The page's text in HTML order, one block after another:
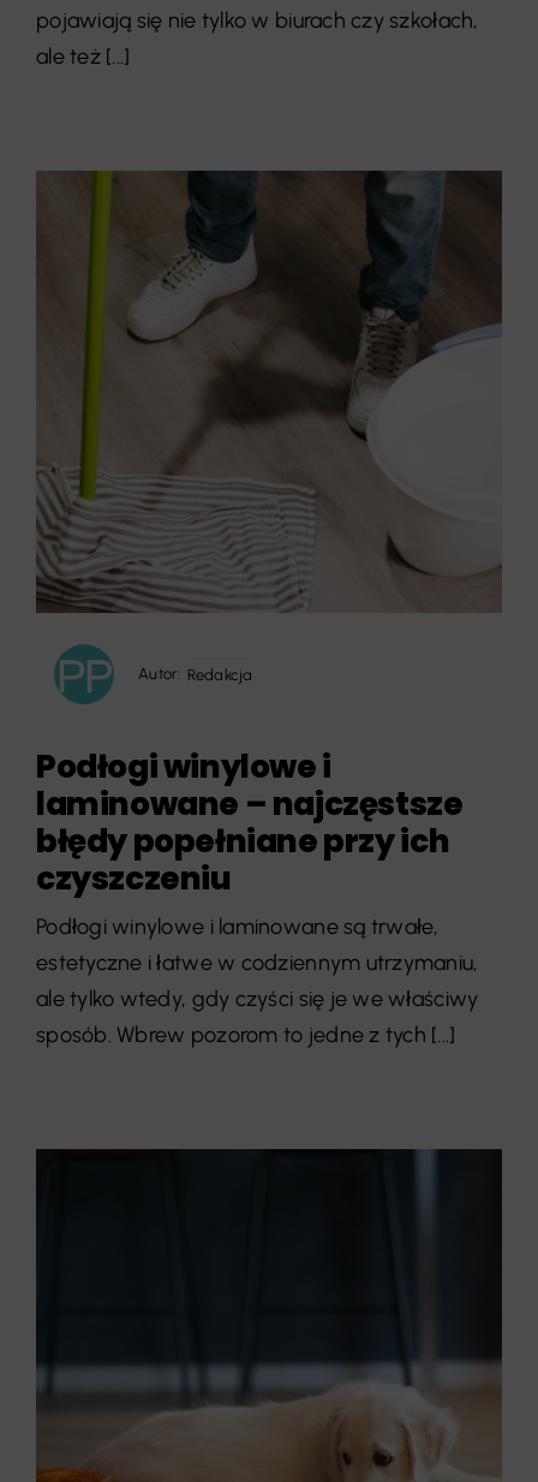
pojawiają się nie tylko w biurach czy szkołach,
ale też [...]
Autor: Redakcja
Podłogi winylowe i
laminowane – najczęstsze
błędy popełniane przy ich
czyszczeniu
Podłogi winylowe i laminowane są trwałe,
estetyczne i łatwe w codziennym utrzymaniu,
ale tylko wtedy, gdy czyści się je we właściwy
sposób. Wbrew pozorom to jedne z tych [...]